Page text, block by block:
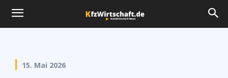
15. Mai 2026